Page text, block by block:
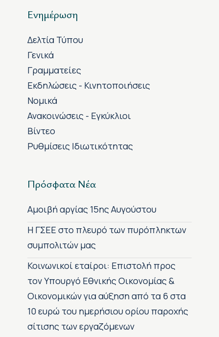
Ενημέρωση
Δελτία Τύπου
Γενικά
Γραμματείες
Εκδηλώσεις - Κινητοποιήσεις
Νομικά
Ανακοινώσεις - Εγκύκλιοι
Βίντεο
Ρυθμίσεις Ιδιωτικότητας
Πρόσφατα Νέα
Αμοιβή αργίας 15ης Αυγούστου
H ΓΣΕΕ στο πλευρό των πυρόπληκτων
συμπολιτών μας
Κοινωνικοί εταίροι: Επιστολή προς
τον Υπουργό Εθνικής Οικονομίας &
Οικονομικών για αύξηση από τα 6 στα
10 ευρώ του ημερήσιου ορίου παροχής
σίτισης των εργαζόμενων